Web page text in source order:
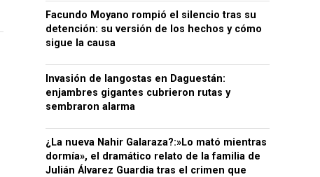
Facundo Moyano rompió el silencio tras su
detención: su versión de los hechos y cómo
sigue la causa
Invasión de langostas en Daguestán:
enjambres gigantes cubrieron rutas y
sembraron alarma
¿La nueva Nahir Galaraza?:»Lo mató mientras
dormía», el dramático relato de la familia de
Julián Álvarez Guardia tras el crimen que